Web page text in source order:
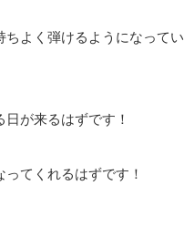
よく弾けるようになってい
が来るはずです！
てくれるはずです！